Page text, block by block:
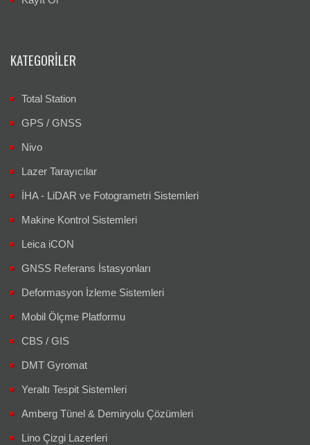
KATEGORILER
Total Station
GPS / GNSS
Nivo
Lazer Tarayıcılar
İHA - LiDAR ve Fotogrametri Sistemleri
Makine Kontrol Sistemleri
Leica iCON
GNSS Referans İstasyonları
Deformasyon İzleme Sistemleri
Mobil Ölçme Platformu
CBS / GIS
DMT Gyromat
Yeraltı Tespit Sistemleri
Amberg Tünel & Demiryolu Çözümleri
Lino Çizgi Lazerleri